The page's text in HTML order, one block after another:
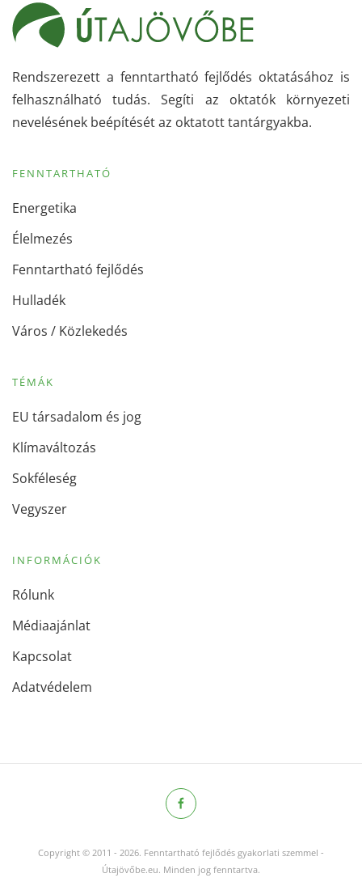
Rendszerezett a fenntartható fejlődés oktatásához is
felhasználható tudás. Segíti az oktatók környezeti
nevelésének beépítését az oktatott tantárgyakba.
FENNTARTHATÓ
Energetika
Élelmezés
Fenntartható fejlődés
Hulladék
Város / Közlekedés
TÉMÁK
EU társadalom és jog
Klímaváltozás
Sokféleség
Vegyszer
INFORMÁCIÓK
Rólunk
Médiaajánlat
Kapcsolat
Adatvédelem
Copyright © 2011 - 2026. Fenntartható fejlődés gyakorlati szemmel -
Útajövőbe.eu. Minden jog fenntartva.